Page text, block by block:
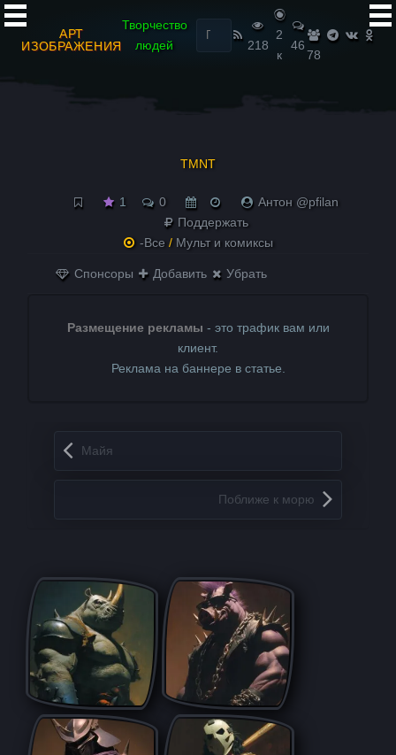
АРТ
ИЗОБРАЖЕНИЯ
Творчество
людей
Найти:
218
2
к
46
78
TMNT
1 0
Антон @pfilan
Поддержать
-Все / Мульт и комиксы
Спонсоры Добавить Убрать
Размещение рекламы - это трафик вам или
клиент.
Реклама на баннере в статье.
Запись навигация
Майя
Поближе к морю